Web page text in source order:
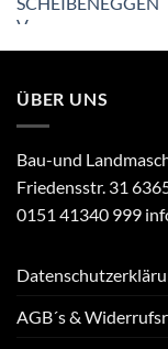
ÜBER UNS
Bau-und
Friedensstr. 31
0151 41340 999
AGB´s &